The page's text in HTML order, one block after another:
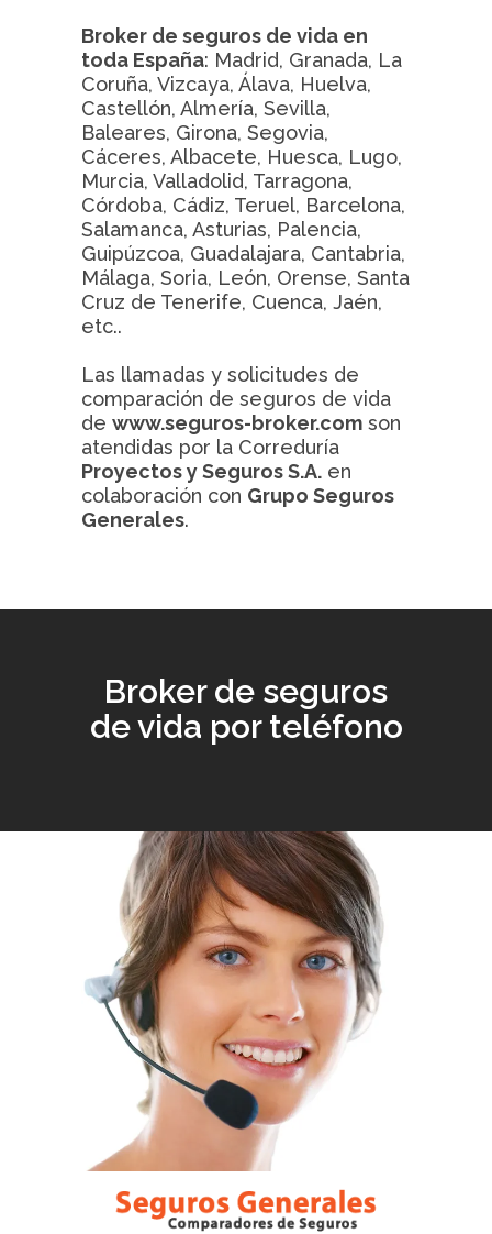
Broker de seguros de vida en
toda España: Madrid, Granada, La
Coruña, Vizcaya, Álava, Huelva,
Castellón, Almería, Sevilla,
Baleares, Girona, Segovia,
Cáceres, Albacete, Huesca, Lugo,
Murcia, Valladolid, Tarragona,
Córdoba, Cádiz, Teruel, Barcelona,
Salamanca, Asturias, Palencia,
Guipúzcoa, Guadalajara, Cantabria,
Málaga, Soria, León, Orense, Santa
Cruz de Tenerife, Cuenca, Jaén,
etc..
Las llamadas y solicitudes de
comparación de seguros de vida
de www.seguros-broker.com son
atendidas por la Correduría
Proyectos y Seguros S.A. en
colaboración con Grupo Seguros
Generales.
Broker de seguros
de vida por teléfono